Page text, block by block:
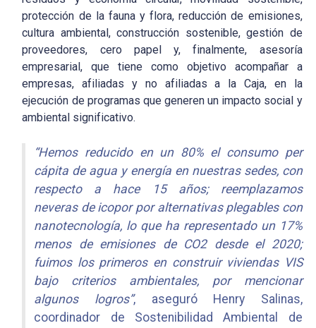
protección de la fauna y flora, reducción de emisiones,
cultura ambiental, construcción sostenible, gestión de
proveedores, cero papel y, finalmente, asesoría
empresarial, que tiene como objetivo acompañar a
empresas, afiliadas y no afiliadas a la Caja, en la
ejecución de programas que generen un impacto social y
ambiental significativo.
“Hemos reducido en un 80% el consumo per
cápita de agua y energía en nuestras sedes, con
respecto a hace 15 años; reemplazamos
neveras de icopor por alternativas plegables con
nanotecnología, lo que ha representado un 17%
menos de emisiones de CO2 desde el 2020;
fuimos los primeros en construir viviendas VIS
bajo criterios ambientales, por mencionar
algunos logros”, aseguró Henry Salinas,
coordinador de Sostenibilidad Ambiental de